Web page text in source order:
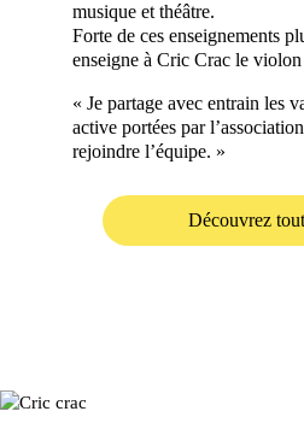
musique et théâtre.
Forte de ces enseignements
enseigne à Cric Crac le
« Je partage avec entrain les
active portées par
rejoindre l’équipe. »
Découvrez